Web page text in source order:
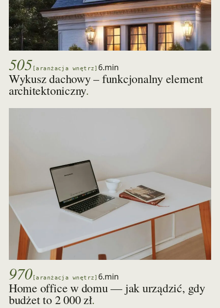
505 [aranżacja wnętrz] 6.min
Wykusz dachowy – funkcjonalny element
architektoniczny.
970 [aranżacja wnętrz] 6.min
Home office w domu — jak urządzić, gdy
budżet to 2 000 zł.